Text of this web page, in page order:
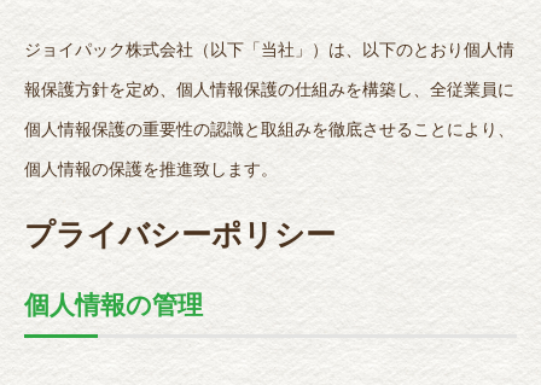
ジョイパック株式会社（以下「当社」）は、以下のとおり個人情
報保護方針を定め、個人情報保護の仕組みを構築し、全従業員に
個人情報保護の重要性の認識と取組みを徹底させることにより、
個人情報の保護を推進致します。
プライバシーポリシー
個人情報の管理